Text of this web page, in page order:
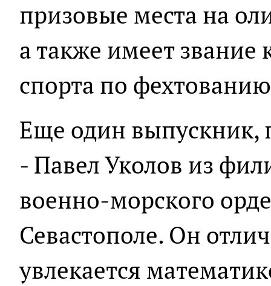
призовые места на
а также имеет звание
спорта по
Еще один выпускник,
- Павел Уколов из
военно-морского
Севастополе. Он
увлекается